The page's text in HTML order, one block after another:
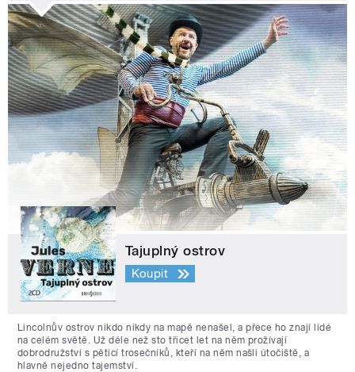
Tajuplný ostrov
Koupit
Lincolnův ostrov nikdo nikdy na mapě nenašel, a přece ho znají lidé
na celém světě. Už déle než sto třicet let na něm prožívají
dobrodružství s pěticí trosečníků, kteří na něm našli útočiště, a
hlavně nejedno tajemství.